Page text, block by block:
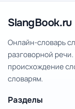
SlangBook.ru
Онлайн-словарь
разговорной
происхождение
словарям.
Разделы